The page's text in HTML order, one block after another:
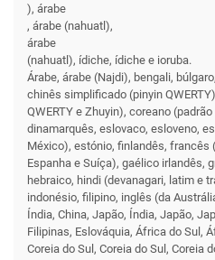
), árabe
, árabe (nahuatl),
árabe
(nahuatl), ídiche, ídiche e ioruba.
Árabe, árabe (Najdi), bengali,
chinês simplificado (pinyin
QWERTY e Zhuyin), coreano
dinamarquês, eslovaco, esloveno,
México), estónio, finlandês, francês
Espanha e Suíça), gaélico irlandês,
hebraico, hindi (devanagari, latim e
indonésio, filipino, inglês (da
Índia, China, Japão, Índia, Japão,
Filipinas, Eslováquia, África do Sul,
Coreia do Sul, Coreia do Sul, Coreia